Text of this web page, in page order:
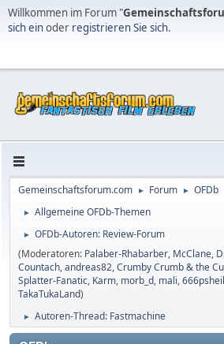
Willkommen im Forum "
sich einoder registrieren Sie sich.
Gemeinschaftsforum.com ► Forum ► OFDb
► Allgemeine OFDb-Themen
►
OFDb-Autoren: Review-Forum
(Moderatoren: Palaber-Rhabarber, McClane,
Countach,andreas82,Crumby Crumb & the
Splatter-Fanatic, Karm, morb_d, mali,
TakaTukaLand)
► Autoren-Thread: Fastmachine